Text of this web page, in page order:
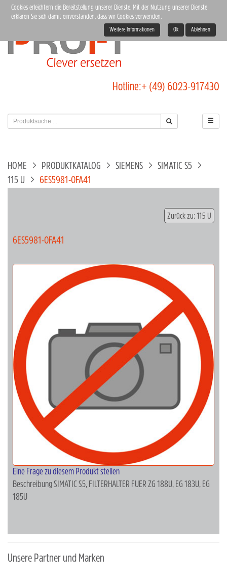
Hotline:+ (49) 6023-917430
HOME PRODUKTKATALOG SIEMENS
SIMATIC S5
115 U
6ES5981-0FA41
Zurück zu: 115 U
6ES5981-0FA41
Eine Frage zu diesem Produkt stellen
BeschreibungSIMATIC S5, FILTERHALTER FUER ZG 188U, EG 183U, EG
185U
Unsere Partner und Marken
Cookies erleichtern die Bereitstellung unserer Dienste. Mit der Nutzung unserer Dienste
erklären Sie sich damit einverstanden, dass wir Cookies verwenden.
Weitere Informationen Ok Ablehnen